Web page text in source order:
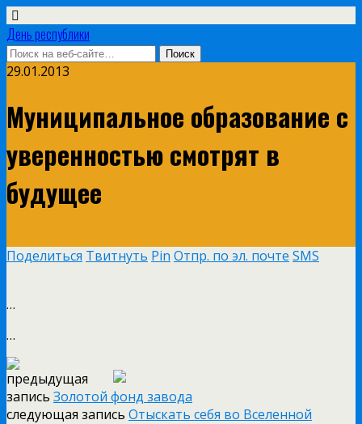
День республики
29.01.2013
Муниципальное образование с
уверенностью смотрят в
будущее
Поделиться Твитнуть Pin Отпр. по эл. почте SMS
…
…
предыдущая
запись Золотой фонд завода
следующая запись Отыскать себя во Вселенной